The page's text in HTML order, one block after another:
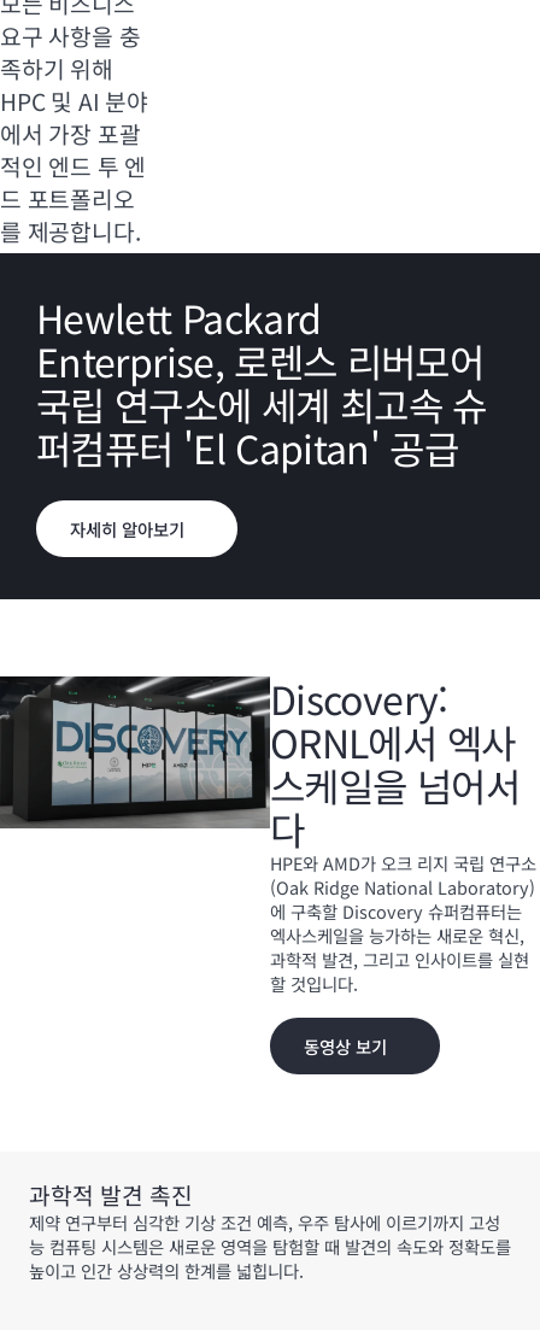
요구 사항을 충
족하기 위해
HPC 및 AI 분야
에서 가장 포괄
적인 엔드 투 엔
드 포트폴리오
를 제공합니다.
Hewlett Packard
Enterprise, 로렌스 리버모어
국립 연구소에 세계 최고속 슈
퍼컴퓨터 'El Capitan' 공급
자세히 알아보기
Discovery:
ORNL에서 엑사
스케일을 넘어서
다
HPE와 AMD가 오크 리지 국립 연구소
(Oak Ridge National Laboratory)
에 구축할 Discovery 슈퍼컴퓨터는
엑사스케일을 능가하는 새로운 혁신,
과학적 발견, 그리고 인사이트를 실현
할 것입니다.
동영상 보기
과학적 발견 촉진
제약 연구부터 심각한 기상 조건 예측, 우주 탐사에 이르기까지 고성
능 컴퓨팅 시스템은 새로운 영역을 탐험할 때 발견의 속도와 정확도를
높이고 인간 상상력의 한계를 넓힙니다.